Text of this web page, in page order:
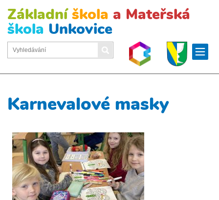
Základníškola a Mateřská
škola Unkovice
Karnevalové masky